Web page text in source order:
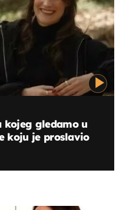
kojeg gledamo u
koju je proslavio